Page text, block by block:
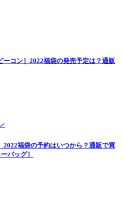
ーコン］2022福袋の発売予定は？通販
2022福袋の予約はいつから？通販で買
バッグ］